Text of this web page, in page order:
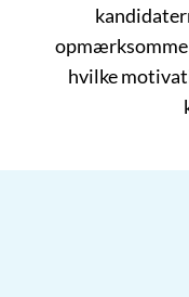
opmærksomme
hvilke